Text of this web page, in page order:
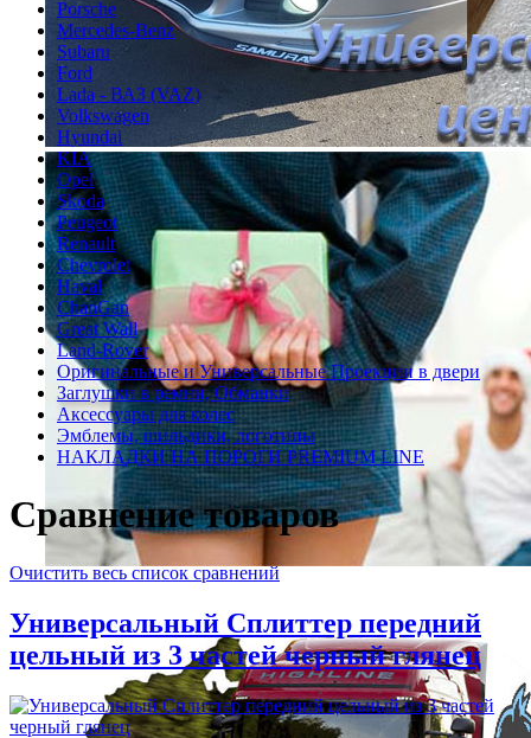
Porsche
Mercedes-Benz
Subaru
Ford
Lada - ВАЗ (VAZ)
Volkswagen
Hyundai
KIA
Opel
Skoda
Peugeot
Renault
Chevrolet
Haval
ChanGan
Great Wall
Land-Rover
Оригинальные и Универсальные Проекции в двери
Заглушки в ремни, Обманки
Аксессуары для колес
Эмблемы, шильдики, логотипы
НАКЛАДКИ НА ПОРОГИ PREMIUM LINE
Сравнение товаров
Очистить весь список сравнений
Универсальный Сплиттер передний
цельный из 3 частей черный глянец